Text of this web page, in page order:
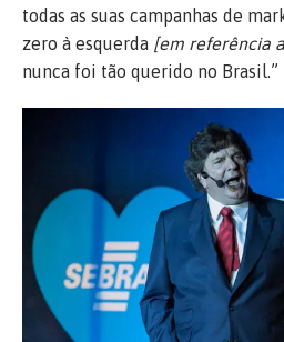
todas as suas campanhas de
zero à esquerda [em referência
nunca foi tão querido no Brasil.”